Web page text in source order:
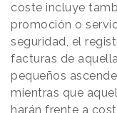
coste incluye
promoción o
seguridad, el
facturas de
pequeños
mientras que
harán frente a